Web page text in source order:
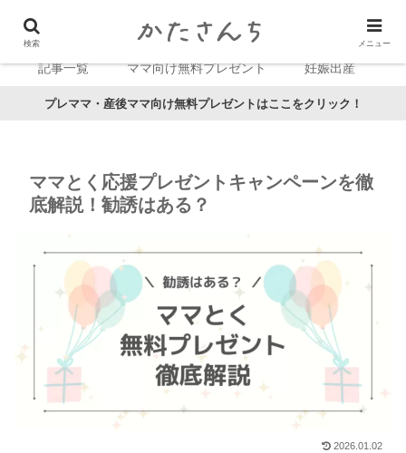
記事一覧 ママ向け無料プレゼント 妊娠出産
プレママ・産後ママ向け無料プレゼントはここをクリック！
ママとく応援プレゼントキャンペーンを徹
底解説！勧誘はある？
2026.01.02
検索 メニュー